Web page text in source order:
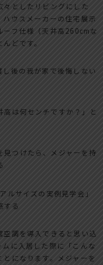
としたリビングにした
ウスメーカーの住宅展示
フ仕様（天井高260cmな
どです。
後の我が家で後悔しない
は何センチですか？」と
つけたら、メジャーを持
ルサイズの実例見学会」
する
調を導入できると思い込
に入居した際に「こんな
になります。メジャーを